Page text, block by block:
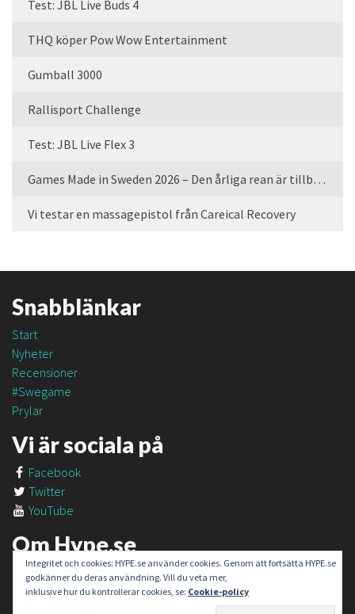
Test: JBL Live Buds 4
THQ köper Pow Wow Entertainment
Gumball 3000
Rallisport Challenge
Test: JBL Live Flex 3
Games Made in Sweden 2026 – Den årliga rean är tillbaka
Vi testar en massagepistol från Careical Recovery
Snabblänkar
Start
Nyheter
Recensioner
#Swegame
Prylar
Vi är sociala på
Facebook
Twitter
YouTube
Om Hype.se
Om oss
Om #SweGame
Integritet och cookies: HYPE.se använder cookies. Genom att fortsätta HYPE.se
godkänner du deras användning. Vill du veta mer,
inklusive hur du kontrollerar cookies, se: Cookie-policy